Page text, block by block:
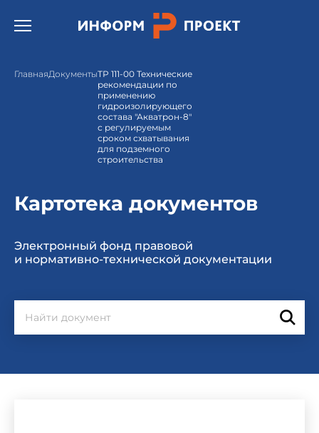
Открыть бургер меню.
ГлавнаяДокументыТР 111-00 Технические
рекомендации по
применению
гидроизолирующего
состава "Акватрон-8"
с регулируемым
сроком схватывания
для подземного
строительства
Картотека документов
Электронный фонд правовой
и нормативно-технической документации